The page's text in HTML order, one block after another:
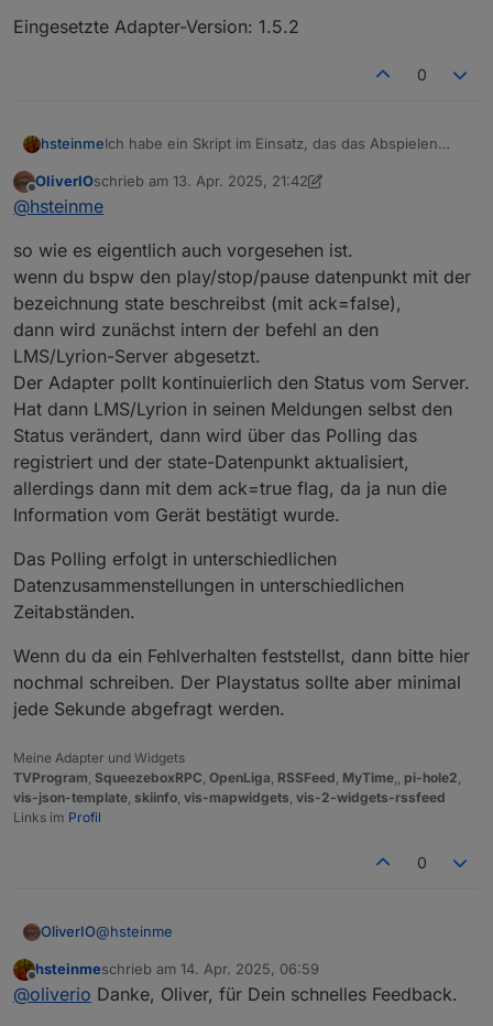
Eingesetzte Adapter-Version: 1.5.2
0
hsteinmeIch habe ein Skript im Einsatz, das das Abspielen
eine menschliche Anwesenheit meldet.
if presence reported {
	.Volume = 70
	.cmdGeneral = randomplay 2
	.state = 1
Zweck. Meine eigenen Debug-Logs belegen, dass
der Präsenzmelder korrekt meldet und dass die
obige Routine korrekt durchlaufen wird - auch in den
Fällen, wo die Squeezebox nicht startet.
Eine anschließend eingefügte Prüfroutine zeigt auf,
dass die Musik nicht startet, wenn vom Adapter das
AckFlag für .state nicht auf true gesetzt wird.
Daher meine Frage an Dich, Oliver: Welches
Kriterium veranlasst den Adapter, das Ack-Flag zu
setzen oder halt nicht zu setzen?
Eingesetzte Adapter-Version: 1.5.2
Offline
OliverIOschrieb am 13. Apr. 2025, 21:42
zuletzt editiert von OliverIO
@hsteinme
so wie es eigentlich auch vorgesehen ist.
wenn du bspw den play/stop/pause datenpunkt mit der
bezeichnung state beschreibst (mit ack=false),
dann wird zunächst intern der befehl an den
LMS/Lyrion-Server abgesetzt.
Der Adapter pollt kontinuierlich den Status vom Server.
Hat dann LMS/Lyrion in seinen Meldungen selbst den
Status verändert, dann wird über das Polling das
registriert und der state-Datenpunkt aktualisiert,
allerdings dann mit dem ack=true flag, da ja nun die
Information vom Gerät bestätigt wurde.
Das Polling erfolgt in unterschiedlichen
Datenzusammenstellungen in unterschiedlichen
Zeitabständen.
Wenn du da ein Fehlverhalten feststellst, dann bitte hier
nochmal schreiben. Der Playstatus sollte aber minimal
jede Sekunde abgefragt werden.
Meine Adapter und Widgets
TVProgram, SqueezeboxRPC, OpenLiga, RSSFeed, MyTime,, pi-hole2,
vis-json-template, skiinfo, vis-mapwidgets, vis-2-widgets-rssfeed
Links im Profil
0
OliverIO@hsteinme
so wie es eigentlich auch vorgesehen ist.
wenn du bspw den play/stop/pause datenpunkt mit
Offline
hsteinmeschrieb am 14. Apr. 2025, 06:59
zuletzt editiert von
@oliverio Danke, Oliver, für Dein schnelles Feedback.